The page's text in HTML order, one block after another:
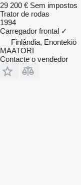
29 200 € Sem impostos
Trator de rodas
1994
Carregador frontal ✓
Finlândia, Enontekiö
MAATORI
Contacte o vendedor